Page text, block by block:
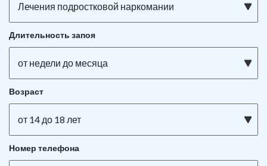
Лечения подростковой наркомании
Длительность запоя
от недели до месяца
Возраст
от 14 до 18 лет
Номер телефона